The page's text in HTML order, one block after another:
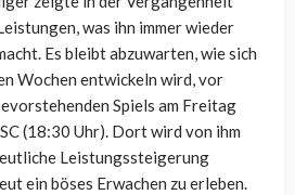
was ihn immer wieder
Es bleibt abzuwarten, wie sich
Wochen entwickeln wird, vor
Spiels am Freitag
(18:30 Uhr). Dort wird von ihm
Leistungssteigerung
ein böses Erwachen zu erleben.